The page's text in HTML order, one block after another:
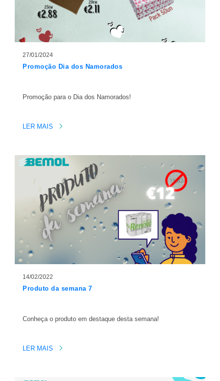
27/01/2024
Promoção Dia dos Namorados
Promoção para o Dia dos Namorados!
LER MAIS
14/02/2022
Produto da semana 7
Conheça o produto em destaque desta semana!
LER MAIS